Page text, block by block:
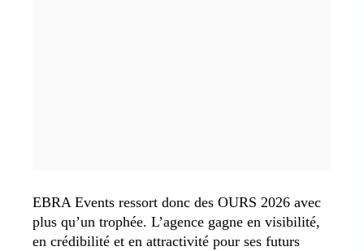
EBRA Events ressort donc des OURS 2026 avec
plus qu’un trophée. L’agence gagne en visibilité,
en crédibilité et en attractivité pour ses futurs